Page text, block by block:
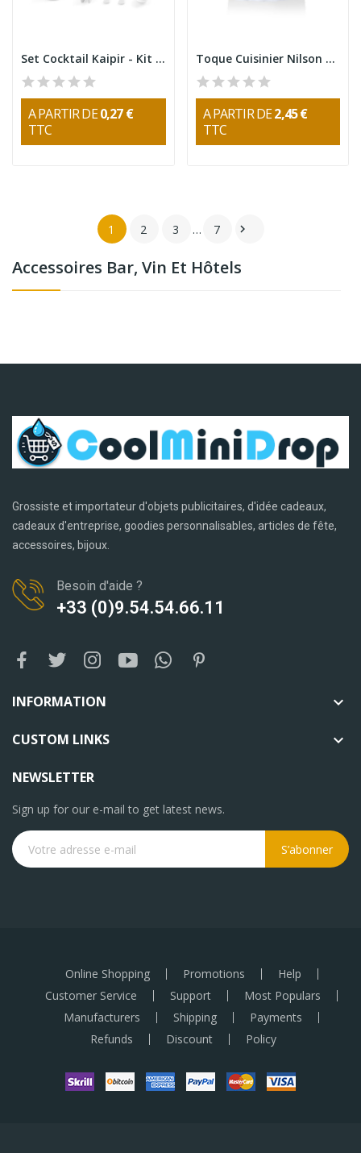
Accessoires Bar, Vin Et Hôtels
Set Cocktail Kaipir - Kit Barman 5 Pièces
A PARTIR DE0,27 €
TTC
Toque Cuisinier Nilson Ajustable
A PARTIR DE2,45 €
TTC
1 2 3 … 7 
Grossiste et importateur d'objets publicitaires, d'idée cadeaux,
cadeaux d'entreprise, goodies personnalisables, articles de fête,
accessoires, bijoux.
Besoin d'aide ?
+33 (0)9.54.54.66.11
INFORMATION 
CUSTOM LINKS 
NEWSLETTER
Sign up for our e-mail to get latest news.
S’abonner
Online Shopping Promotions
Help
Customer Service
Support
Most Populars
Manufacturers
Shipping
Payments
Refunds
Discount Policy